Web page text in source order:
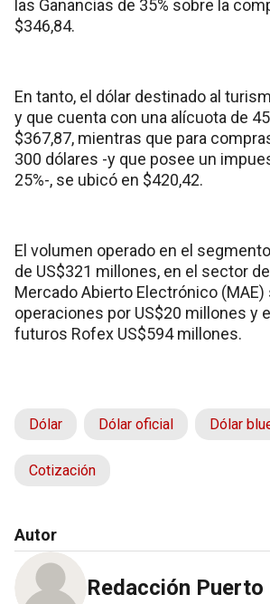
las Ganancias de 35% sobre la
$346,84.
En tanto, el dólar destinado al
y que cuenta con una alícuota de
$367,87, mientras que para
300 dólares -y que posee un
25%-, se ubicó en $420,42.
El volumen operado en el
de US$321 millones, en el sector
Mercado Abierto Electrónico
operaciones por US$20 millones y
futuros Rofex US$594 millones.
Dólar Dólar oficial Dólar
Cotización
Autor
Redacción